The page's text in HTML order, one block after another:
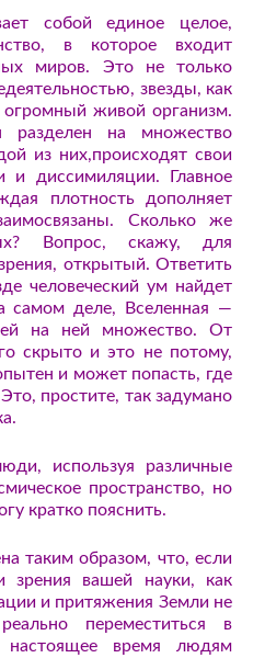
собой единое целое,
в которое входит
миров. Это не только
звезды, как
живой организм.
на множество
из них,происходят свои
и диссимиляции. Главное
плотность дополняет
Сколько же
Вопрос, скажу, для
открытый. Ответить
человеческий ум найдет
самом деле, Вселенная —
на ней множество. От
скрыто и это не потому,
и может попасть, где
простите, так задумано
используя различные
пространство, но
кратко пояснить.
таким образом, что, если
зрения вашей науки, как
и притяжения Земли не
переместиться в
настоящее время людям